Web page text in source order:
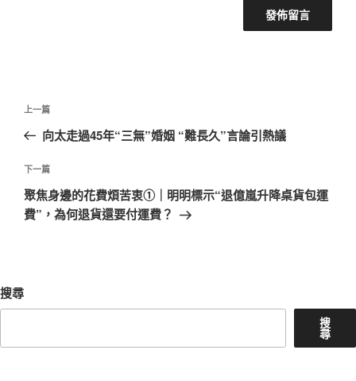
文
導
覽
上
一
文
章
上一篇
向太走過45年“三無”婚姻 “難長久”言論引熱議
下
一
篇
下一篇
聚焦身邊的花費煩苦衷①｜明明標示“退億嵐升降桌貨包運
費”，為何退貨還要付運費？
搜尋
搜
尋